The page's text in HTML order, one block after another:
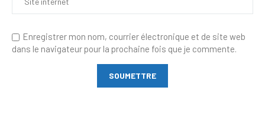
Enregistrer mon nom, courrier électronique et de site web
dans le navigateur pour la prochaine fois que je commente.